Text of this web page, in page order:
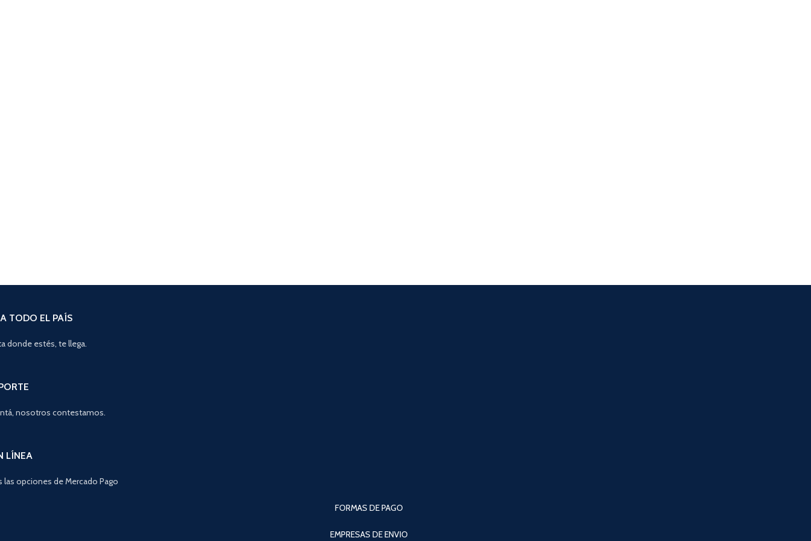
TODO EL PAÍS
donde estés, te llega.
nosotros contestamos.
LÍNEA
las opciones de Mercado Pago
FORMAS DE PAGO
EMPRESAS DE ENVIO